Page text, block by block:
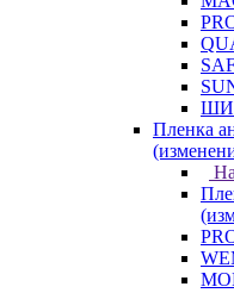
Пленка